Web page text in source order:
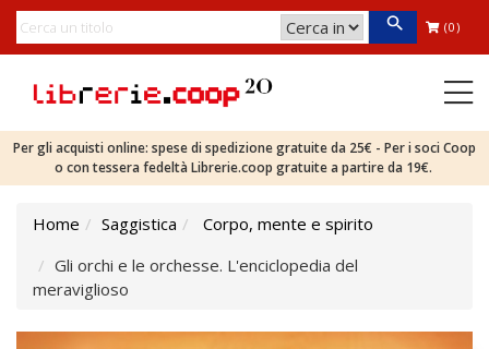
(0)
Per gli acquisti online: spese di spedizione gratuite da 25€ - Per i soci Coop
o con tessera fedeltà Librerie.coop gratuite a partire da 19€.
Home Saggistica
Corpo, mente e spirito
Gli orchi e le orchesse. L'enciclopedia del
meraviglioso